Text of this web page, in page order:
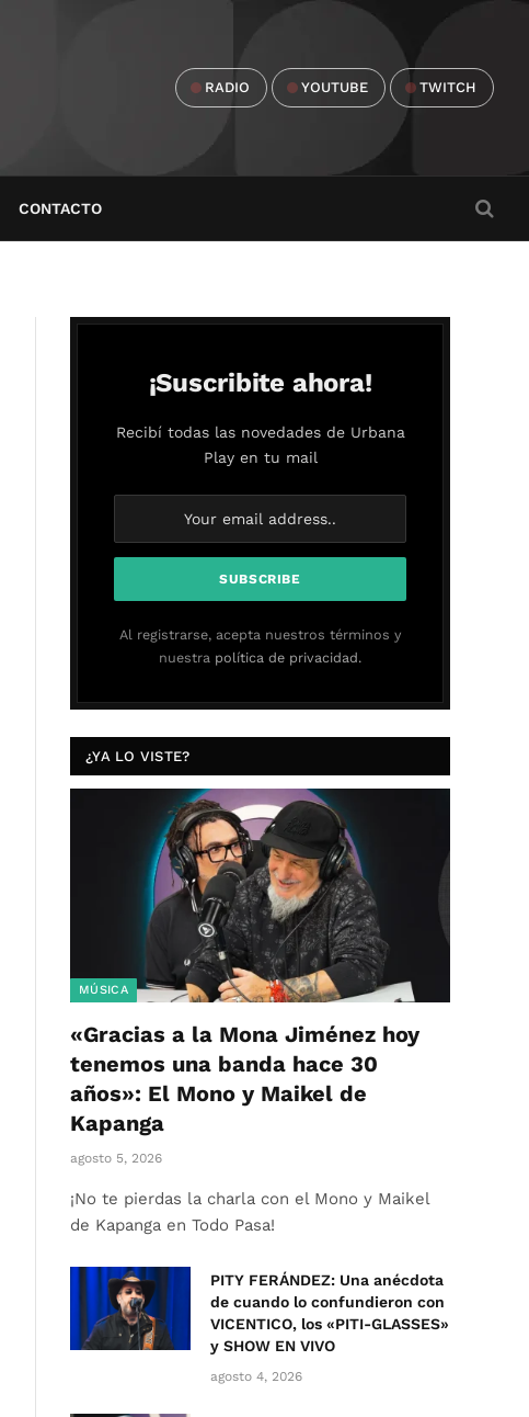
RADIO YOUTUBE TWITCH
CONTACTO
¡Suscribite ahora!
Recibí todas las novedades de Urbana
Play en tu mail
Al registrarse, acepta nuestros términos y
nuestra política de privacidad.
¿YA LO VISTE?
MÚSICA
«Gracias a la Mona Jiménez hoy
tenemos una banda hace 30
años»: El Mono y Maikel de
Kapanga
agosto 5, 2026
¡No te pierdas la charla con el Mono y Maikel
de Kapanga en Todo Pasa!
PITY FERÁNDEZ: Una anécdota
de cuando lo confundieron con
VICENTICO, los «PITI-GLASSES»
y SHOW EN VIVO
agosto 4, 2026